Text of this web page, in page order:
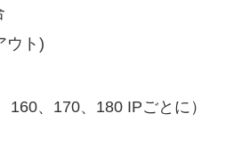
ウト)
、170、180 IPごとに）